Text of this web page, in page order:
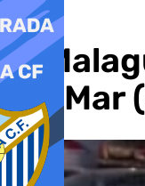
El
del Mar